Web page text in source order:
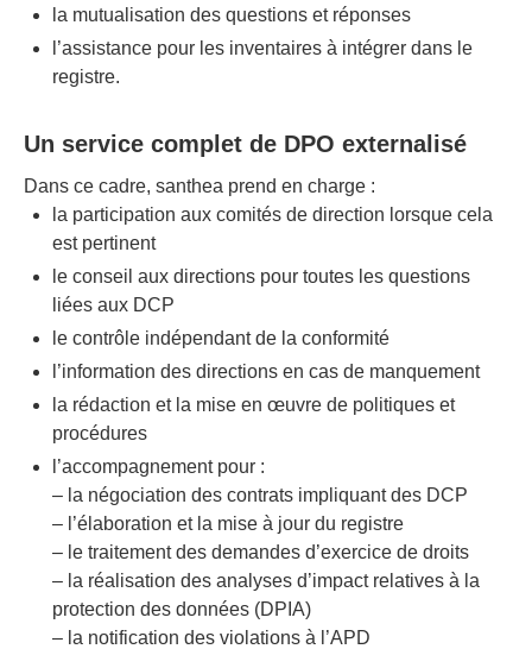
la mutualisation des questions et réponses
l’assistance pour les inventaires à intégrer dans le
registre.
Un service complet de DPO externalisé
Dans ce cadre, santhea prend en charge :
la participation aux comités de direction lorsque cela
est pertinent
le conseil aux directions pour toutes les questions
liées aux DCP
le contrôle indépendant de la conformité
l’information des directions en cas de manquement
la rédaction et la mise en œuvre de politiques et
procédures
l’accompagnement pour :
– la négociation des contrats impliquant des DCP
– l’élaboration et la mise à jour du registre
– le traitement des demandes d’exercice de droits
– la réalisation des analyses d’impact relatives à la
protection des données (DPIA)
– la notification des violations à l’APD